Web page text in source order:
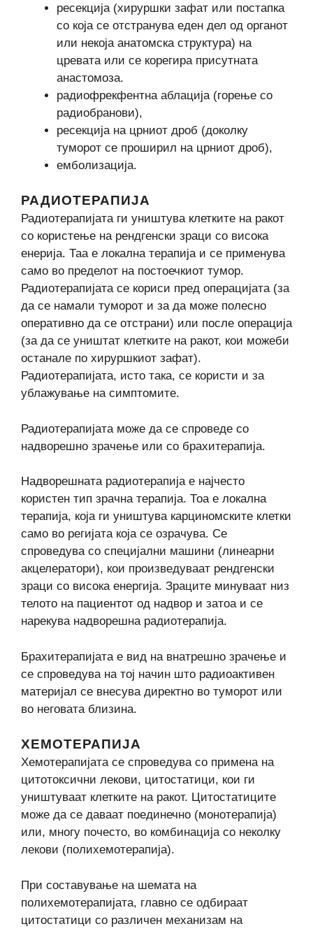
ресекција (хируршки зафат или постапка
со која се отстранува еден дел од органот
или некоја анатомска структура) на
цревата или се корегира присутната
анастомоза.
радиофрекфентна аблација (горење со
радиобранови),
ресекција на црниот дроб (доколку
туморот се проширил на црниот дроб),
емболизација.
РАДИОТЕРАПИЈА
Радиотерапијата ги уништува клетките на ракот
со користење на рендгенски зраци со висока
енерија. Таа е локална терапија и се применува
само во пределот на постоечкиот тумор.
Радиотерапијата се кориси пред операцијата (за
да се намали туморот и за да може полесно
оперативно да се отстрани) или после операција
(за да се уништат клетките на ракот, кои можеби
останале по хируршкиот зафат).
Радиотерапијата, исто така, се користи и за
ублажување на симптомите.
Радиотерапијата може да се спроведе со
надворешно зрачење или со брахитерапија.
Надворешната радиотерапија е најчесто
користен тип зрачна терапија. Тоа е локална
терапија, која ги уништува карциномските клетки
само во регијата која се озрачува. Се
спроведува со специјални машини (линеарни
акцелератори), кои произведуваат рендгенски
зраци со висока енергија. Зраците минуваат низ
телото на пациентот од надвор и затоа и се
нарекува надворешна радиотерапија.
Брахитерапијата е вид на внатрешно зрачење и
се спроведува на тој начин што радиоактивен
материјал се внесува директно во туморот или
во неговата близина.
ХЕМОТЕРАПИЈА
Хемотерапијата се спроведува со примена на
цитотоксични лекови, цитостатици, кои ги
уништуваат клетките на ракот. Цитостатиците
може да се даваат поединечно (монотерапија)
или, многу почесто, во комбинација со неколку
лекови (полихемотерапија).
При составување на шемата на
полихемотерапијата, главно се одбираат
цитостатици со различен механизам на